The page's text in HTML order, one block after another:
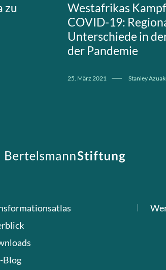
zu
Westafrikas
COVID-19:
Unterschiede in
der Pandemie
25. März 2021 Stanley
Blog